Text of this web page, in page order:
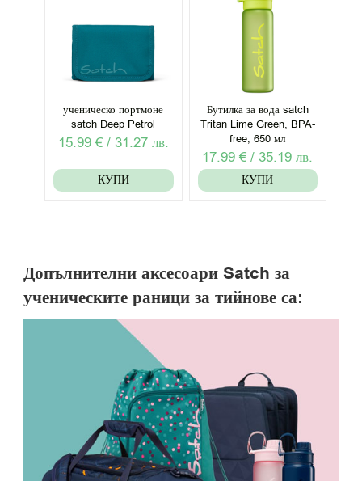
ученическо портмоне
satch Deep Petrol
15.99 € / 31.27 лв.
КУПИ
Бутилка за вода satch
Tritan Lime Green, BPA-
free, 650 мл
17.99€ / 35.19лв.
КУПИ
Допълнителни аксесоари Satch за
ученическите раници за тийнове са: